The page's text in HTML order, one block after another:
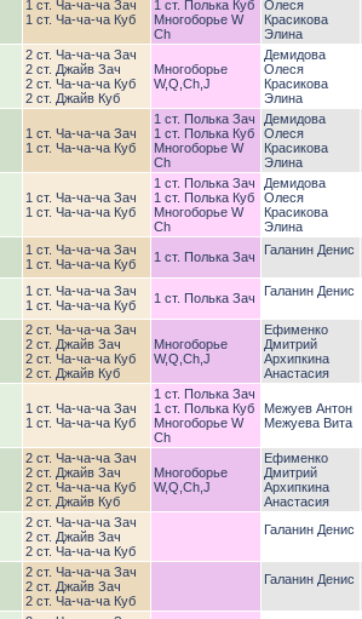
1 ст. Ча-ча-ча Зач
1 ст. Ча-ча-ча Куб
1 ст. Полька Куб
Многоборье W
Ch
Олеся
Красикова
Элина
2 ст. Ча-ча-ча Зач
2 ст. Джайв Зач
2 ст. Ча-ча-ча Куб
2 ст. Джайв Куб
Многоборье
W,Q,Ch,J
Демидова
Олеся
Красикова
Элина
1 ст. Ча-ча-ча Зач
1 ст. Ча-ча-ча Куб
1 ст. Полька Зач
1 ст. Полька Куб
Многоборье W
Ch
Демидова
Олеся
Красикова
Элина
1 ст. Ча-ча-ча Зач
1 ст. Ча-ча-ча Куб
1 ст. Полька Зач
1 ст. Полька Куб
Многоборье W
Ch
Демидова
Олеся
Красикова
Элина
1 ст. Ча-ча-ча Зач
1 ст. Ча-ча-ча Куб
1 ст. Полька Зач Галанин Денис
1 ст. Ча-ча-ча Зач
1 ст. Ча-ча-ча Куб
1 ст. Полька Зач Галанин Денис
2 ст. Ча-ча-ча Зач
2 ст. Джайв Зач
2 ст. Ча-ча-ча Куб
2 ст. Джайв Куб
Многоборье
W,Q,Ch,J
Ефименко
Дмитрий
Архипкина
Анастасия
1 ст. Ча-ча-ча Зач
1 ст. Ча-ча-ча Куб
1 ст. Полька Зач
1 ст. Полька Куб
Многоборье W
Ch
Межуев Антон
Межуева Вита
2 ст. Ча-ча-ча Зач
2 ст. Джайв Зач
2 ст. Ча-ча-ча Куб
2 ст. Джайв Куб
Многоборье
W,Q,Ch,J
Ефименко
Дмитрий
Архипкина
Анастасия
2 ст. Ча-ча-ча Зач
2 ст. Джайв Зач
2 ст. Ча-ча-ча Куб
Галанин Денис
2 ст. Ча-ча-ча Зач
2 ст. Джайв Зач
2 ст. Ча-ча-ча Куб
Галанин Денис